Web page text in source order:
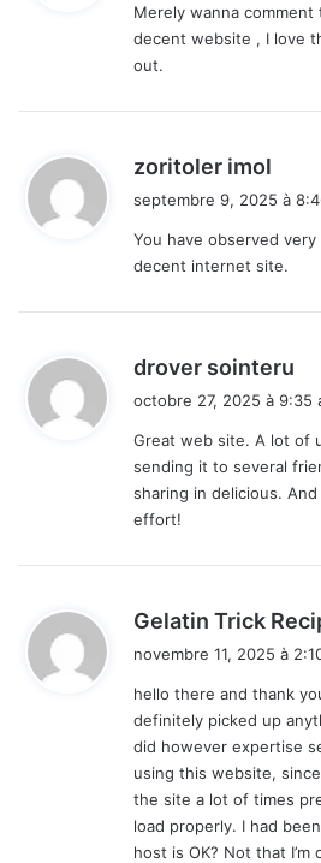
:
Merely wanna
decent website , I love
out.
zoritoler imol
:
septembre 9, 2025 à
You have observed
decent internet site.
drover sointeru
:
octobre 27, 2025 à 9:35
Great web site. A lot of
sending it to several
sharing in delicious.
effort!
Gelatin Trick
novembre 11, 2025 à
hello there and thank
definitely picked up
did however expertise
using this website,
the site a lot of times
load properly. I had
host is OK? Not that